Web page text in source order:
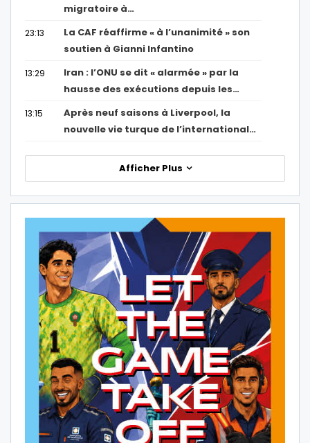
migratoire à…
23:13
La CAF réaffirme « à l’unanimité » son
soutien à Gianni Infantino
13:29
Iran : l’ONU se dit « alarmée » par la
hausse des exécutions depuis les…
13:15
Après neuf saisons à Liverpool, la
nouvelle vie turque de l’international…
Afficher Plus